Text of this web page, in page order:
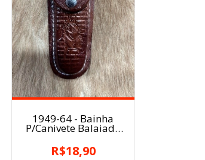
1949-64 - Bainha
P/Canivete Balaiada
CAVALO
R$18,90